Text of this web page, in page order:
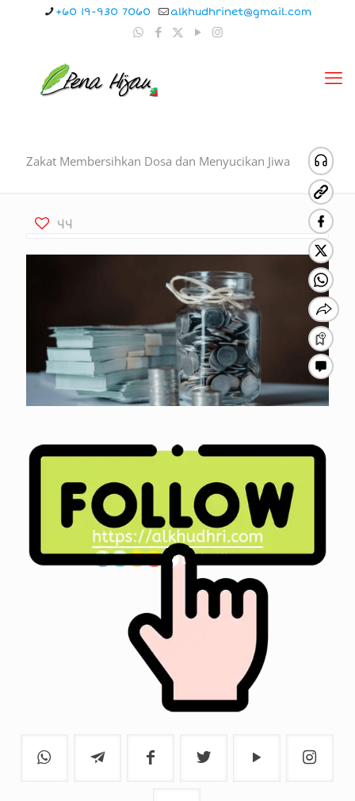
+60 19-930 7060 alkhudhrinet@gmail.com
Zakat Membersihkan Dosa dan Menyucikan Jiwa
44